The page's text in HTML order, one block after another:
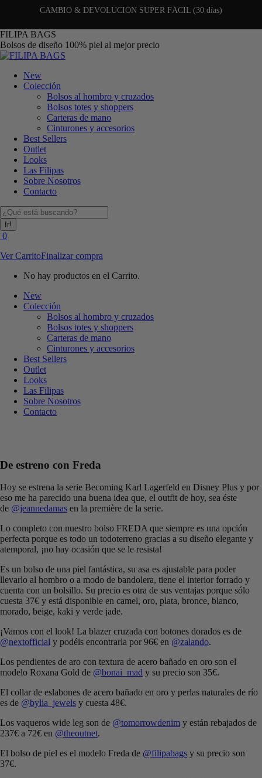
CAMBIO & DEVOLUCIÓN SÚPER FÁCIL (30 días)
Saltar
al
contenido
FILIPA BAGS
Bolsos de diseño 100% piel al mejor precio
New
Colección
Bolsos al hombro y cruzados
Bolsos totes y shoppers
Carteras de mano
Cinturones y accesorios
Best Sellers
Outlet
Looks
Las Filipas
Sobre Nosotros
Contacto
Buscar:
0
Ver CarritoFinalizar compra
No hay productos en el Carrito.
New
Colección
Bolsos al hombro y cruzados
Bolsos totes y shoppers
Carteras de mano
Cinturones y accesorios
Best Sellers
Outlet
Looks
Las Filipas
Sobre Nosotros
Contacto
De estreno con Freda
Hoy se estrena la serie Becoming Karl Lagerfeld en Disney Plus y por
eso me ha parecido una buena idea que, el outfit de hoy, sea éste
de @jeannedamas en la première de la serie.
Lo completo con nuestro bolso FREDA que siempre es una opción
perfecta porque es todo un todoterreno gracias a su diseño elegante y
atemporal, ¡no hay ocasión que se le resista!
Es un bolso de una piel fantástica, su asa es ajustable para poder
llevarlo al hombro o a modo de bandolera, tiene el interior forrado y
cuenta con un bolsillo. Su precio es otra de sus ventajas porque sólo
cuesta 37€ y está disponible en camel, oro, plata, bronce, blanco,
morado, beige, kaki y verde jade.
¡Vamos con el look! La blazer cruzada con botones dorados es de
@nextofficial y podéis encontrarla por 96€ en @zalando.
Los pendientes de aro con textura de acero bañado en oro son el
modelo Roxana Gold de @bonai_mad y su precio son 35€.
El collar de eslabones de acero bañado en oro y perlas naturales de río
es de @bylia_jewels y cuesta 48€.
Los vaqueros wide leg son de @tomorrowdenim y están rebajados de
237€ a 72€ en @theoutnet.
El bolso de piel es el modelo Freda de @filipabags y su precio son
37€.